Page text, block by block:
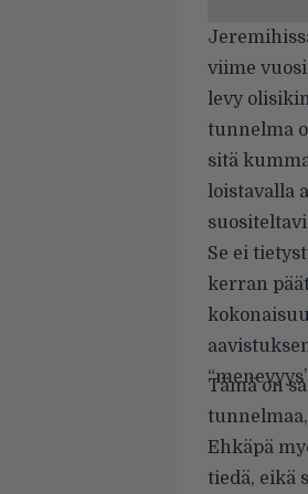
viime
levy
tunnelma
sitä
loistavalla
Se ei
kerran
Tämä on
Ehkäpä
tiedä, eikä